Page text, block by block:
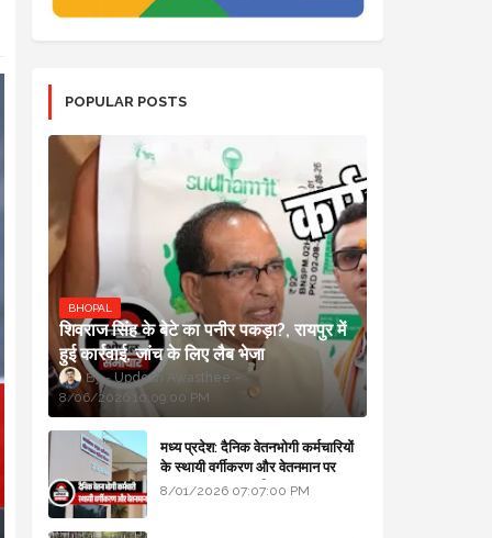
POPULAR POSTS
BHOPAL
शिवराज सिंह के बेटे का पनीर पकड़ा?, रायपुर में
हुई कार्रवाई, जांच के लिए लैब भेजा
Updesh Awasthee
8/06/2026 10:09:00 PM
मध्य प्रदेश: दैनिक वेतनभोगी कर्मचारियों
के स्थायी वर्गीकरण और वेतनमान पर
सरकार का बड़ा स्पष्टीकरण
8/01/2026 07:07:00 PM